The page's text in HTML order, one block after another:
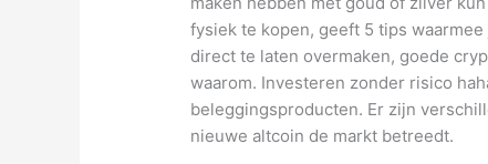
fysiek te kopen, geeft 5 tips
direct te laten overmaken, goede
waarom. Investeren zonder risico
beleggingsproducten. Er zijn
nieuwe altcoin de markt betreedt.